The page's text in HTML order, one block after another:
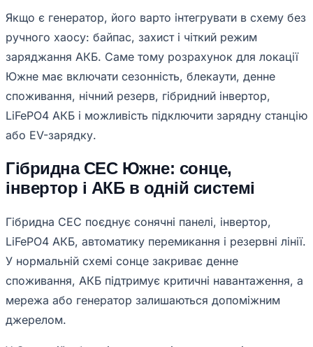
Якщо є генератор, його варто інтегрувати в схему без
ручного хаосу: байпас, захист і чіткий режим
заряджання АКБ. Саме тому розрахунок для локації
Южне має включати сезонність, блекаути, денне
споживання, нічний резерв, гібридний інвертор,
LiFePO4 АКБ і можливість підключити зарядну станцію
або EV-зарядку.
Гібридна СЕС Южне: сонце,
інвертор і АКБ в одній системі
Гібридна СЕС поєднує сонячні панелі, інвертор,
LiFePO4 АКБ, автоматику перемикання і резервні лінії.
У нормальній схемі сонце закриває денне
споживання, АКБ підтримує критичні навантаження, а
мережа або генератор залишаються допоміжним
джерелом.